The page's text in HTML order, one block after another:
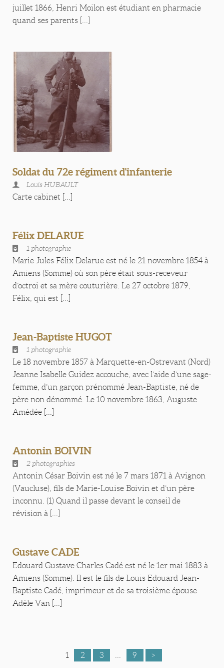
juillet 1866, Henri Moilon est étudiant en pharmacie
quand ses parents [...]
Soldat du 72e régiment d'infanterie
Louis HUBAULT
Carte cabinet [...]
Félix DELARUE
1 photographie
Marie Jules Félix Delarue est né le 21 novembre 1854 à
Amiens (Somme) où son père était sous-receveur
d’octroi et sa mère couturière. Le 27 octobre 1879,
Félix, qui est [...]
Jean-Baptiste HUGOT
1 photographie
Le 18 novembre 1857 à Marquette-en-Ostrevant (Nord)
Jeanne Isabelle Guidez accouche, avec l’aide d’une sage-
femme, d’un garçon prénommé Jean-Baptiste, né de
père non dénommé. Le 10 novembre 1863, Auguste
Amédée [...]
Antonin BOIVIN
2 photographies
Antonin César Boivin est né le 7 mars 1871 à Avignon
(Vaucluse), fils de Marie-Louise Boivin et d’un père
inconnu. (1) Quand il passe devant le conseil de
révision à [...]
Gustave CADE
Edouard Gustave Charles Cadé est né le 1er mai 1883 à
Amiens (Somme). Il est le fils de Louis Edouard Jean-
Baptiste Cadé, imprimeur et de sa troisième épouse
Adèle Van [...]
1 2 3 9 >